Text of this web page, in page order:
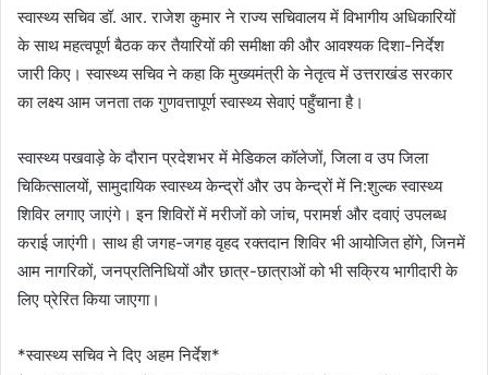
स्वास्थ्य सचिव डॉ. आर. राजेश कुमार ने राज्य सचिवालय में विभागीय अधिकारियों
के साथ महत्वपूर्ण बैठक कर तैयारियों की समीक्षा की और आवश्यक दिशा-निर्देश
जारी किए। स्वास्थ्य सचिव ने कहा कि मुख्यमंत्री के नेतृत्व में उत्तराखंड सरकार
का लक्ष्य आम जनता तक गुणवत्तापूर्ण स्वास्थ्य सेवाएं पहुँचाना है।
स्वास्थ्य पखवाड़े के दौरान प्रदेशभर में मेडिकल कॉलेजों, जिला व उप जिला
चिकित्सालयों, सामुदायिक स्वास्थ्य केन्द्रों और उप केन्द्रों में नि:शुल्क स्वास्थ्य
शिविर लगाए जाएंगे। इन शिविरों में मरीजों को जांच, परामर्श और दवाएं उपलब्ध
कराई जाएंगी। साथ ही जगह-जगह वृहद रक्तदान शिविर भी आयोजित होंगे, जिनमें
आम नागरिकों, जनप्रतिनिधियों और छात्र-छात्राओं को भी सक्रिय भागीदारी के
लिए प्रेरित किया जाएगा।
*स्वास्थ्य सचिव ने दिए अहम निर्देश*